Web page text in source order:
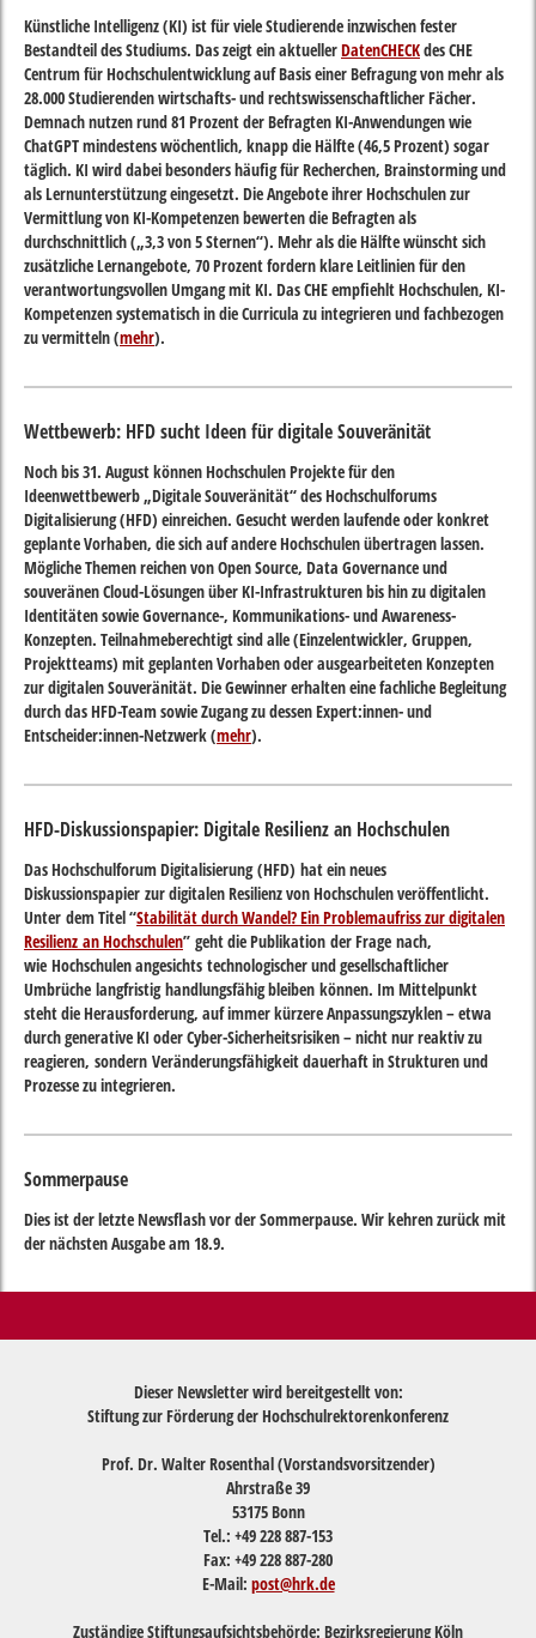
Künstliche Intelligenz (KI) ist für viele Studierende inzwischen fester
Bestandteil des Studiums. Das zeigt ein aktuellerDatenCHECKdes CHE
Centrum für Hochschulentwicklung auf Basis einer Befragung von mehr als
28.000 Studierenden wirtschafts- und rechtswissenschaftlicher Fächer.
Demnach nutzen rund 81 Prozent der Befragten KI-Anwendungen wie
ChatGPT mindestens wöchentlich, knapp die Hälfte (46,5 Prozent) sogar
täglich. KI wird dabei besonders häufig für Recherchen, Brainstorming und
als Lernunterstützung eingesetzt. Die Angebote ihrer Hochschulen zur
Vermittlung von KI-Kompetenzen bewerten die Befragten als
durchschnittlich („3,3 von 5 Sternen“). Mehr als die Hälfte wünscht sich
zusätzliche Lernangebote, 70 Prozent fordern klare Leitlinien für den
verantwortungsvollen Umgang mit KI. Das CHE empfiehlt Hochschulen, KI-
Kompetenzen systematisch in die Curricula zu integrieren und fachbezogen
zu vermitteln (mehr).
Wettbewerb: HFD sucht Ideen für digitale Souveränität
Noch bis 31. August können Hochschulen Projekte für den
Ideenwettbewerb „Digitale Souveränität“ des Hochschulforums
Digitalisierung (HFD) einreichen. Gesucht werden laufende oder konkret
geplante Vorhaben, die sich auf andere Hochschulen übertragen lassen.
Mögliche Themen reichen von Open Source, Data Governance und
souveränen Cloud-Lösungen über KI-Infrastrukturen bis hin zu digitalen
Identitäten sowie Governance-, Kommunikations- und Awareness-
Konzepten. Teilnahmeberechtigt sind alle (Einzelentwickler, Gruppen,
Projektteams) mit geplanten Vorhaben oder ausgearbeiteten Konzepten
zur digitalen Souveränität. Die Gewinner erhalten eine fachliche Begleitung
durch das HFD-Team sowie Zugang zu dessen Expert:innen- und
Entscheider:innen-Netzwerk (mehr).
HFD-Diskussionspapier: Digitale Resilienz an Hochschulen
Das Hochschulforum Digitalisierung (HFD) hat ein neues
Diskussionspapier zur digitalen Resilienz von Hochschulen veröffentlicht.
Unter dem Titel “Stabilität durch Wandel? Ein Problemaufriss zur digitalen
Resilienz an Hochschulen” geht die Publikation der Frage nach,
wie Hochschulen angesichts technologischer und gesellschaftlicher
Umbrüche langfristig handlungsfähig bleiben können. Im Mittelpunkt
steht die Herausforderung, auf immer kürzere Anpassungszyklen – etwa
durch generative KI oder Cyber-Sicherheitsrisiken – nicht nur reaktiv zu
reagieren, sondern Veränderungsfähigkeit dauerhaft in Strukturen und
Prozesse zu integrieren.
Sommerpause
Dies ist der letzte Newsflash vor der Sommerpause. Wir kehren zurück mit
der nächsten Ausgabe am 18.9.
Dieser Newsletter wird bereitgestellt von:
Stiftung zur Förderung der Hochschulrektorenkonferenz
Prof. Dr. Walter Rosenthal (Vorstandsvorsitzender)
Ahrstraße 39
53175 Bonn
Tel.: +49 228 887-153
Fax: +49 228 887-280
E-Mail: post@hrk.de
Zuständige Stiftungsaufsichtsbehörde: Bezirksregierung Köln